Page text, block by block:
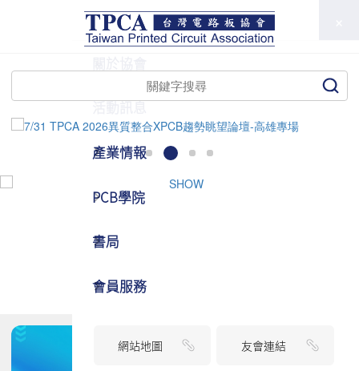
TPCA
活動訊息
產業情報
PCB學院
書局
會員服務
網站地圖 友會連結